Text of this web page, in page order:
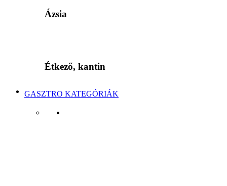
Ázsia
Étkező, kantin
GASZTRO KATEGÓRIÁK